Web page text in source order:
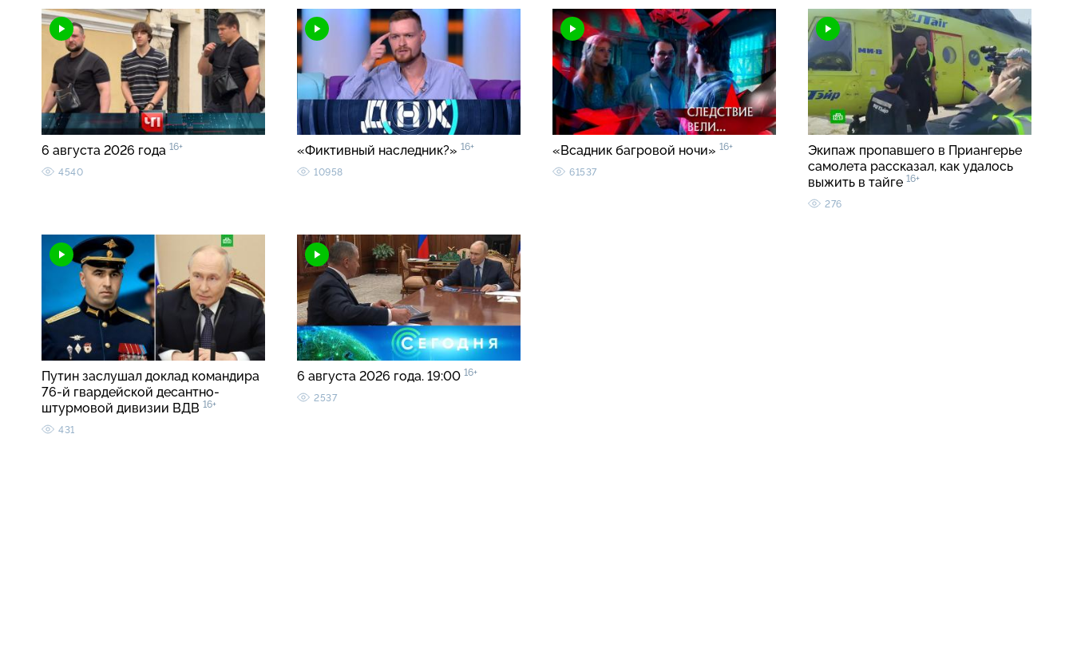
6 августа 2026 года 16+
4540
«Фиктивный наследник?» 16+
10958
«Всадник багровой ночи» 16+
61537
Экипаж пропавшего в Приангерье
самолета рассказал, как удалось
выжить в тайге 16+
276
Путин заслушал доклад командира
76-й гвардейской десантно-
штурмовой дивизии ВДВ 16+
431
6 августа 2026 года. 19:00 16+
2537